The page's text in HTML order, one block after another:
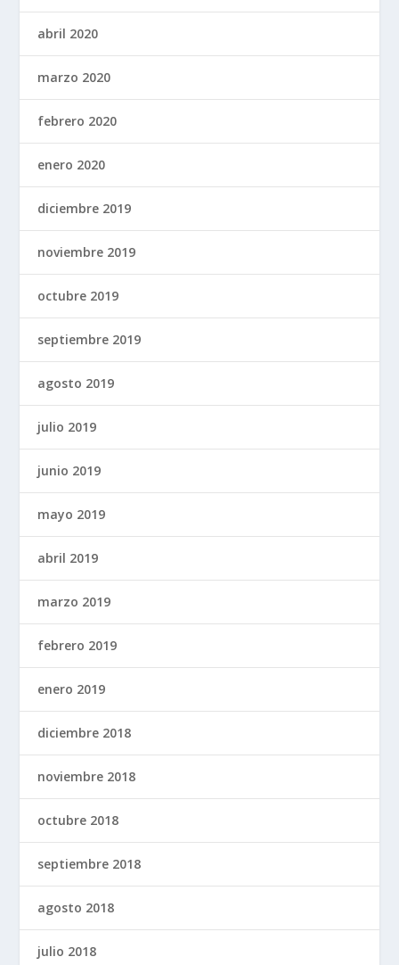
abril 2020
marzo 2020
febrero 2020
enero 2020
diciembre 2019
noviembre 2019
octubre 2019
septiembre 2019
agosto 2019
julio 2019
junio 2019
mayo 2019
abril 2019
marzo 2019
febrero 2019
enero 2019
diciembre 2018
noviembre 2018
octubre 2018
septiembre 2018
agosto 2018
julio 2018